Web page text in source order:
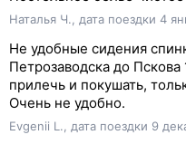
Наталья Ч., дата поездки 4
Не удобные сидения
Петрозаводска до
прилечь и покушать,
Очень не удобно.
Evgenii L., дата поездки 9